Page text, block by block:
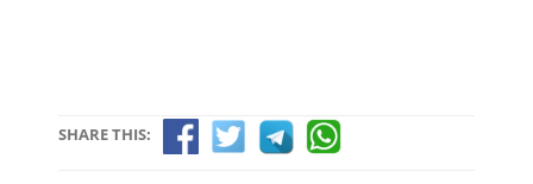
SHARE THIS: